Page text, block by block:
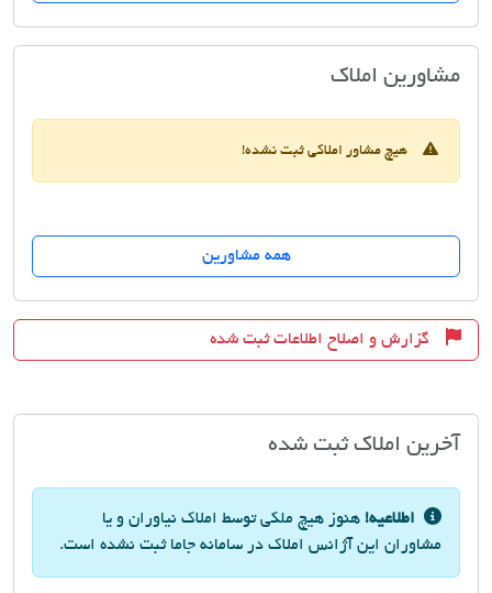
مشاورین املاکاملاک نیاوران
هیچ مشاور املاکی ثبت نشده!
همه مشاورین
گزارش و اصلاح اطلاعات ثبت شده
آخرین املاک ثبت شده
اطلاعیه! هنوز هیچ ملکی توسط املاک نیاوران و یا
مشاوران این آژانس املاک در سامانه جاما ثبت نشده است.